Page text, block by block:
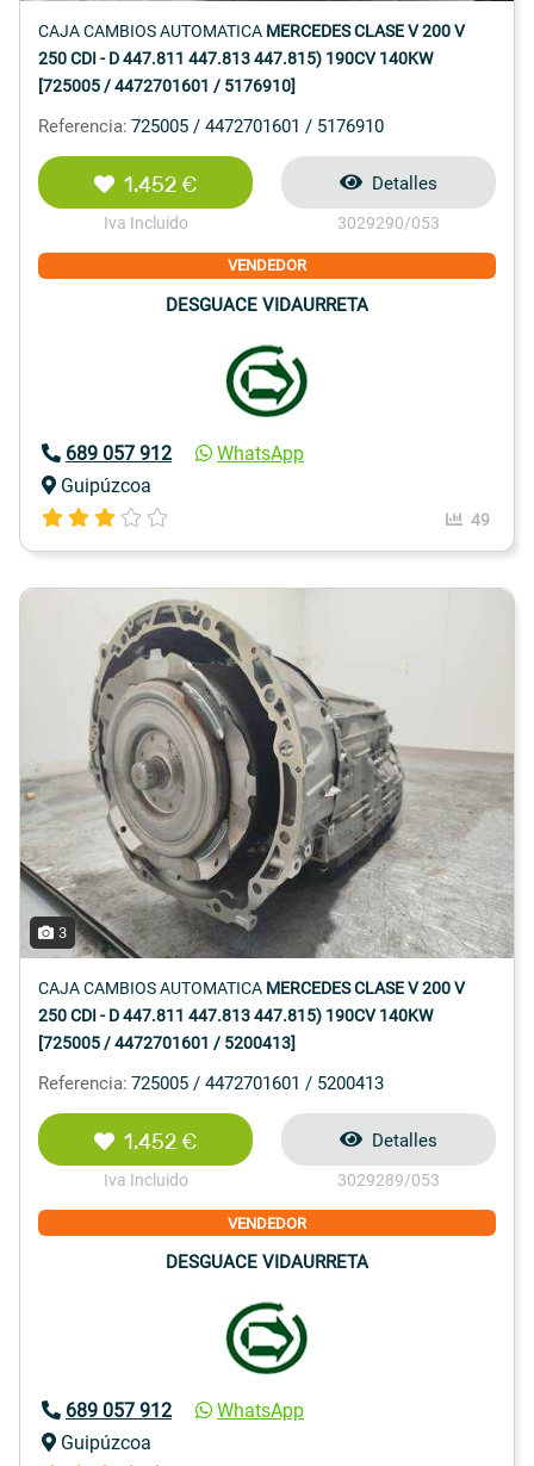
CAJA CAMBIOS AUTOMATICA MERCEDES CLASE V 200 V
250 CDI - D 447.811 447.813 447.815) 190CV 140KW
[725005 / 4472701601 / 5176910]
Referencia: 725005 / 4472701601 / 5176910
1.452 €
Iva Incluido
Detalles
3029290/053
VENDEDOR
DESGUACE VIDAURRETA
689 057 912
WhatsApp
Guipúzcoa
49
3
CAJA CAMBIOS AUTOMATICA MERCEDES CLASE V 200 V
250 CDI - D 447.811 447.813 447.815) 190CV 140KW
[725005 / 4472701601 / 5200413]
Referencia: 725005 / 4472701601 / 5200413
1.452 €
Iva Incluido
Detalles
3029289/053
VENDEDOR
DESGUACE VIDAURRETA
689 057 912
WhatsApp
Guipúzcoa